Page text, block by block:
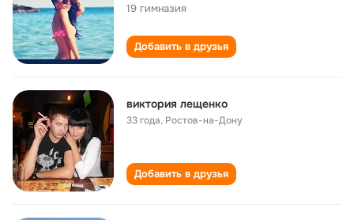
19 гимназия
Добавить в друзья
виктория лещенко
33 года, Ростов-на-Дону
Добавить в друзья